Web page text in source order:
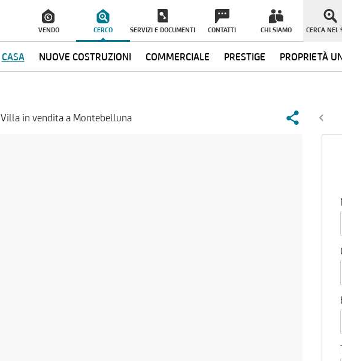
VENDO CERCO
CASA NUOVE COSTRUZIONI COMMERCIALE PRESTIGE PROPRIETÀ
SERVIZI E DOCUMENTI CONTATTI CHI SIAMO CERCA NEL
Villa in vendita a Montebelluna